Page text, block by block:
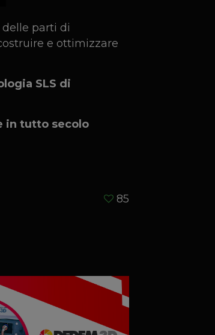
parti di
e ottimizzare
SLS di
in tutto secolo
85